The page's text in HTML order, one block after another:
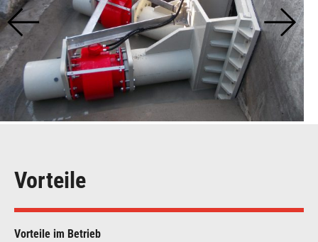
Vorteile
Vorteile im Betrieb